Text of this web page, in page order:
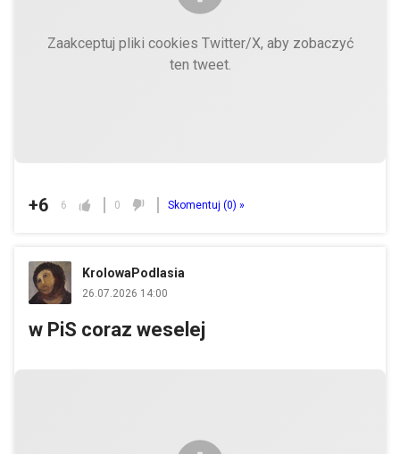
Zaakceptuj pliki cookies Twitter/X, aby zobaczyć
ten tweet.
+6 6 0 Skomentuj (0) »
KrolowaPodlasia
26.07.2026 14:00
w PiS coraz weselej